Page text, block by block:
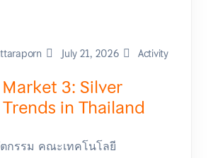
July 21, 2026 Activity
3: Silver
in Thailand
กรรม คณะเทคโนโลยี